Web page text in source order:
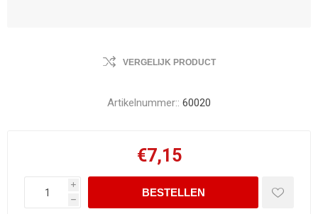
VERGELIJK PRODUCT
Artikelnummer:: 60020
€7,15
i
h